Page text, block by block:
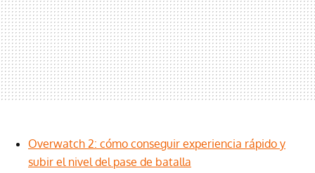
Overwatch 2: cómo conseguir experiencia rápido y
subir el nivel del pase de batalla